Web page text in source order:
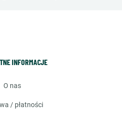
INFORMACJE
o nas
/ płatności